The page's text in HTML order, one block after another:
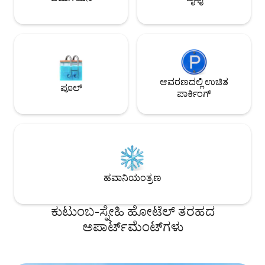
ಸನ್‌ಸೆಟ್ ವೀಕ್ಷಿಸಿ.
ಸನ್‌ಸೆಟ್ ವೀಕ್ಷಿಸಿ.
ಪೂಲ್
ಆವರಣದಲ್ಲಿ ಉಚಿತ
ಪಾರ್ಕಿಂಗ್
ಹವಾನಿಯಂತ್ರಣ
ಕುಟುಂಬ-ಸ್ನೇಹಿ ಹೋಟೆಲ್ ತರಹದ
ಅಪಾರ್ಟ್‌‌ಮೆಂಟ್‌ಗಳು